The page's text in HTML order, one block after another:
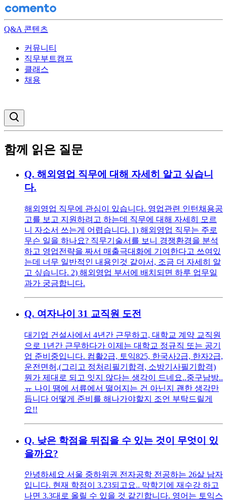
Q&A 콘텐츠
커뮤니티
직무부트캠프
클래스
채용
함께 읽은 질문
Q. 해외영업 직무에 대해 자세히 알고 싶습니
다.
해외영업 직무에 관심이 있습니다. 영업관련 인턴채용공
고를 보고 지원하려고 하는데 직무에 대해 자세히 모르
니 자소서 쓰는게 어렵습니다. 1) 해외영업 직무는 주로
무슨 일을 하나요? 직무기술서를 보니 경쟁환경을 분석
하고 영업전략을 짜서 매출극대화에 기여한다고 쓰여있
는데 너무 일반적인 내용인것 같아서, 조금 더 자세히 알
고 싶습니다. 2) 해외영업 부서에 배치되면 하루 업무일
과가 궁금합니다.
Q. 여자나이 31 교직원 도전
대기업 건설사에서 4년간 근무하고, 대학교 계약 교직원
으로 1년간 근무하다가 이제는 대학교 정규직 또는 공기
업 준비중입니다. 컴활2급, 토익825, 한국사2급, 한자2급,
운전면허,(그리고 정처리필기합격, 소방기사필기합격)
뭔가 제대로 되고 잇지 않다는 생각이 드네요..중구남방..
ㅠ 나이 땜에 서류에서 떨어지는 건 아닌지 괜한 생각만
듭니다 어떻게 준비를 해나가야할지 조언 부탁드릴게
요!!
Q. 낮은 학점을 뒤집을 수 있는 것이 무엇이 있
을까요?
안녕하세요 서울 중하위권 전자공학 전공하는 26살 남자
입니다. 현재 학점이 3.23되고요.. 막학기에 재수강 하고
나면 3.3대로 올릴 수 있을 것 같긴합니다. 영어는 토익스